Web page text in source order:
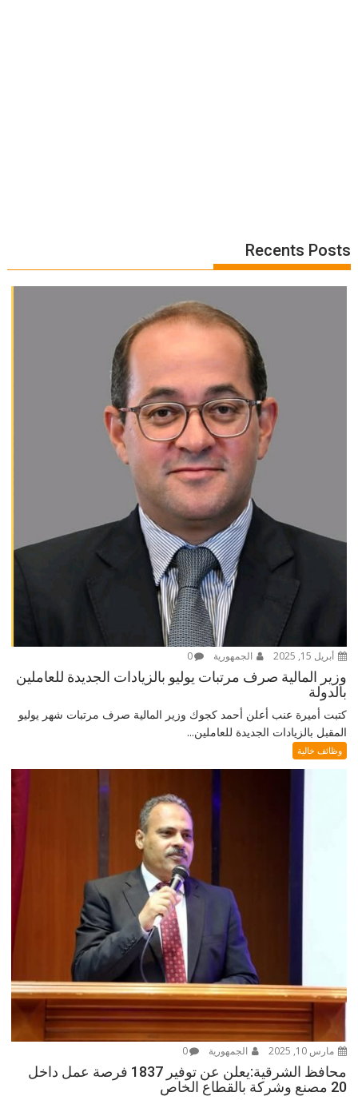
Recents Posts
أبريل 15, 2025 الجمهورية 0
وزير المالية صرف مرتبات يوليو بالزيادات الجديدة للعاملين
بالدولة
كتبت أميرة عنب أعلن أحمد كجوك وزير المالية صرف مرتبات شهر يوليو
المقبل بالزيادات الجديدة للعاملين...
وظائف خالية
مارس 10, 2025 الجمهورية 0
محافظ الشرقية:يعلن عن توفير 1837 فرصة عمل داخل
20 مصنع وشركة بالقطاع الخاص